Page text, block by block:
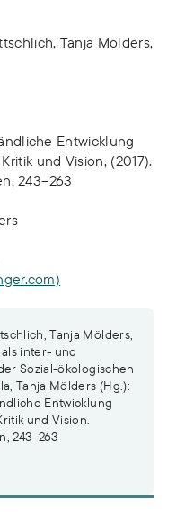
, Tanja Mölders,
Entwicklung
und Vision, (2017).
243–263
Tanja Mölders,
inter- und
Sozial-ökologischen
Tanja Mölders (Hg.):
Entwicklung
und Vision.
243–263